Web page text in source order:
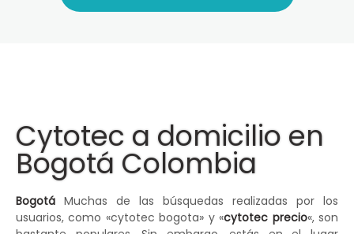
Cytotec a domicilio en
Bogotá Colombia
Bogotá Muchas de las búsquedas realizadas por los
usuarios, como «cytotec bogota» y «cytotec precio«, son